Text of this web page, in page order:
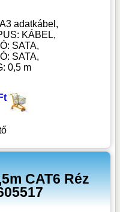
adatkábel,
KÁBEL,
SATA,
SATA,
0,5 m
CAT6 Réz